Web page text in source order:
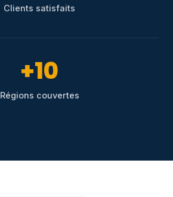
Clients satisfaits
+10
Régions couvertes